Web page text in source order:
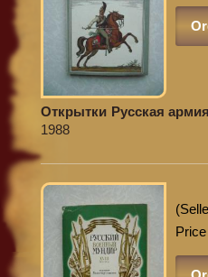
Открытки Русская
1988